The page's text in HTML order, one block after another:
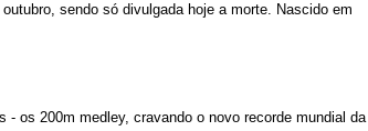
sendo só divulgada hoje a morte. Nascido em
os 200m medley, cravando o novo recorde mundial da